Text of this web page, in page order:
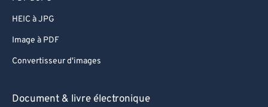
HEIC à JPG
Image à PDF
Convertisseur d'images
Document & livre électronique